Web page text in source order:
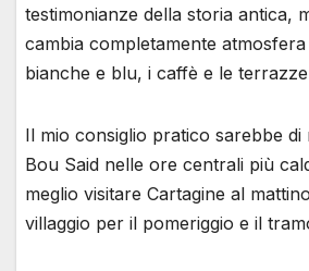
testimonianze della storia antica,
cambia completamente
bianche e blu, i caffè e le
Il mio consiglio pratico sarebbe
Bou Said nelle ore centrali più
meglio visitare Cartagine al
villaggio per il pomeriggio e il